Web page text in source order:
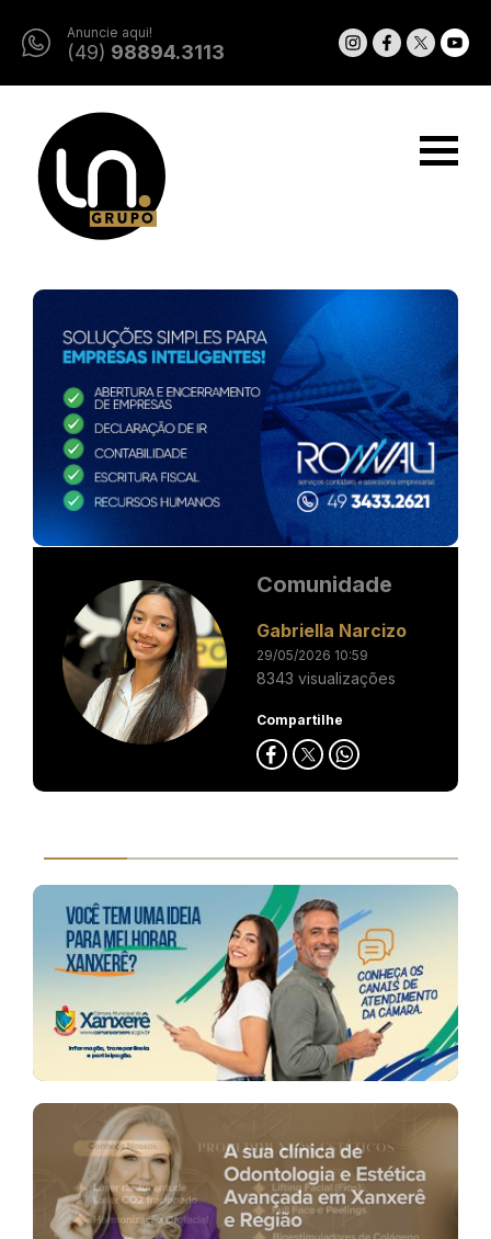
Anuncie aqui!
(49) 98894.3113
Comunidade
Gabriella Narcizo
29/05/2026 10:59
8343 visualizações
Compartilhe